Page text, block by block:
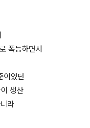
폭등하면서
이었던
생산
라